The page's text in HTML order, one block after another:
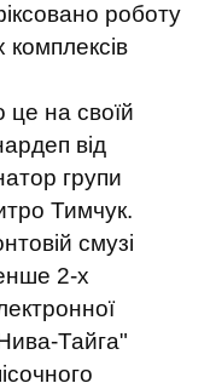
роботу
це на своїй
від
групи
Тимчук.
смузі
2-х
Тайга"